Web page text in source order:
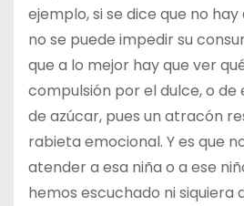
ejemplo, si se dice que no
no se puede impedir su
que a lo mejor hay que ver
compulsión por el dulce, o de
de azúcar, pues un atracón
rabieta emocional. Y es que
atender a esa niña o a ese
hemos escuchado ni siquiera